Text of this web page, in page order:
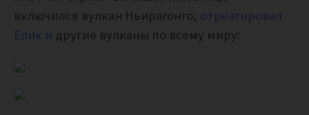
включился вулкан Ньирагонго, отреагировал
Елик и другие вулканы по всему миру: